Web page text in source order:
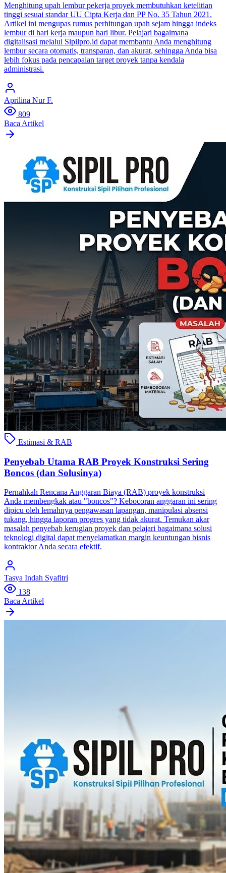
Menghitung upah lembur pekerja proyek membutuhkan ketelitian
tinggi sesuai standar UU Cipta Kerja dan PP No. 35 Tahun 2021.
Artikel ini mengupas rumus perhitungan upah sejam hingga indeks
lembur di hari kerja maupun hari libur. Pelajari bagaimana
digitalisasi melalui Sipilpro.id dapat membantu Anda menghitung
lembur secara otomatis, transparan, dan akurat, sehingga Anda bisa
lebih fokus pada pencapaian target proyek tanpa kendala
administrasi.
Aprilina Nur F.
809
Baca Artikel
Estimasi & RAB
Penyebab Utama RAB Proyek Konstruksi Sering
Boncos (dan Solusinya)
Pernahkah Rencana Anggaran Biaya (RAB) proyek konstruksi
Anda membengkak atau "boncos"? Kebocoran anggaran ini sering
dipicu oleh lemahnya pengawasan lapangan, manipulasi absensi
tukang, hingga laporan progres yang tidak akurat. Temukan akar
masalah penyebab kerugian proyek dan pelajari bagaimana solusi
teknologi digital dapat menyelamatkan margin keuntungan bisnis
kontraktor Anda secara efektif.
Tasya Indah Syafitri
138
Baca Artikel